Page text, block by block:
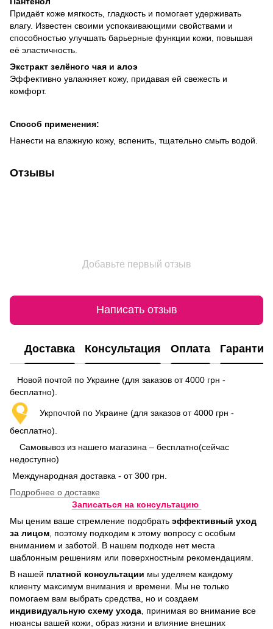
Придаёт коже мягкость, гладкость и помогает удерживать
влагу. Известен своими успокаивающими свойствами и
способностью улучшать барьерные функции кожи, повышая
её эластичность.
Экстракт зелёного чая и алоэ
Эффективно увлажняет кожу, придавая ей свежесть и
комфорт.
Способ применения:
Нанести на влажную кожу, вспенить, тщательно смыть водой.
Отзывы
Добавьте первый отзыв
Написать отзыв
Доставка Консультация Оплата Гарантия
Новой почтой по Украине (для заказов от 4000 грн -
бесплатно).
Укрпочтой по Украине (для заказов от 4000 грн -
бесплатно).
Самовывоз из нашего магазина – бесплатно(сейчас
недоступно)
Международная доставка - от 300 грн.
Подробнее о доставке
Записаться на консультацию
Мы ценим ваше стремление подобрать эффективный уход
за лицом , поэтому подходим к этому вопросу с особым
вниманием и заботой. В нашем подходе нет места
шаблонным решениям или поверхностным рекомендациям.
В нашей платной консультации мы уделяем каждому
клиенту максимум внимания и времени. Мы не только
помогаем вам выбрать средства, но и создаем
индивидуальную схему ухода , принимая во внимание все
нюансы вашей кожи, образ жизни и влияние внешних